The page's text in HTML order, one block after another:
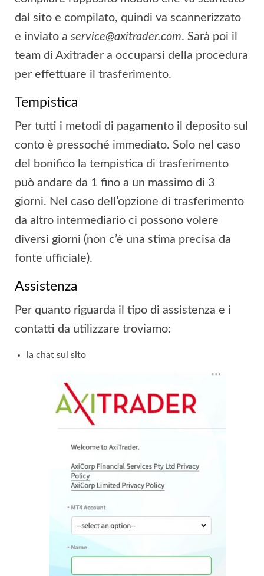
dal sito e compilato, quindi va scannerizzato
e inviato a service@axitrader.com. Sarà poi il
team di Axitrader a occuparsi della procedura
per effettuare il trasferimento.
Tempistica
Per tutti i metodi di pagamento il deposito sul
conto è pressoché immediato. Solo nel caso
del bonifico la tempistica di trasferimento
può andare da 1 fino a un massimo di 3
giorni. Nel caso dell’opzione di trasferimento
da altro intermediario ci possono volere
diversi giorni (non c’è una stima precisa da
fonte ufficiale).
Assistenza
Per quanto riguarda il tipo di assistenza e i
contatti da utilizzare troviamo:
la chat sul sito